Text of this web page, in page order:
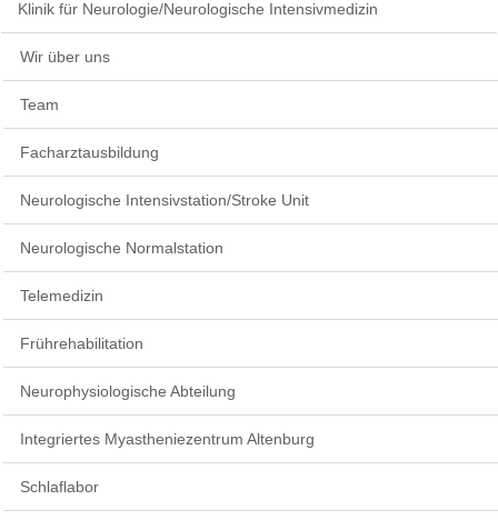
Klinik für Neurologie/Neurologische Intensivmedizin
Wir über uns
Team
Facharztausbildung
Neurologische Intensivstation/Stroke Unit
Neurologische Normalstation
Telemedizin
Frührehabilitation
Neurophysiologische Abteilung
Integriertes Myastheniezentrum Altenburg
Schlaflabor